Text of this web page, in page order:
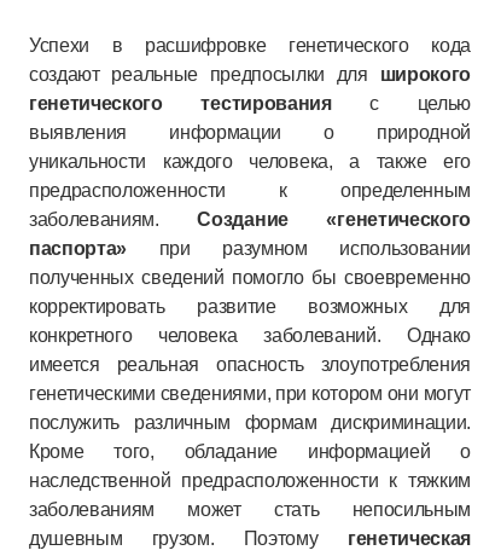
Успехи в расшифровке генетического кода
создают реальные предпосылки для широкого
генетического тестированияс целью
выявления информации о природной
уникальности каждого человека, а также его
предрасположенности к определенным
заболеваниям.Создание «генетического
паспорта» при разумном использовании
полученных сведений помогло бы своевременно
корректировать развитие возможных для
конкретного человека заболеваний. Однако
имеется реальная опасность злоупотребления
генетическими сведениями, при котором они могут
послужить различным формам дискриминации.
Кроме того, обладание информацией о
наследственной предрасположенности к тяжким
заболеваниям может стать непосильным
душевным грузом. Поэтому генетическая